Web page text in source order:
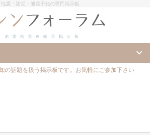
地震・防災・地震予知の専門掲示板
の話題を扱う掲示板です。お気軽にご参加下さい